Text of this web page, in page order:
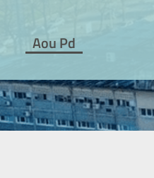
Aou Pd